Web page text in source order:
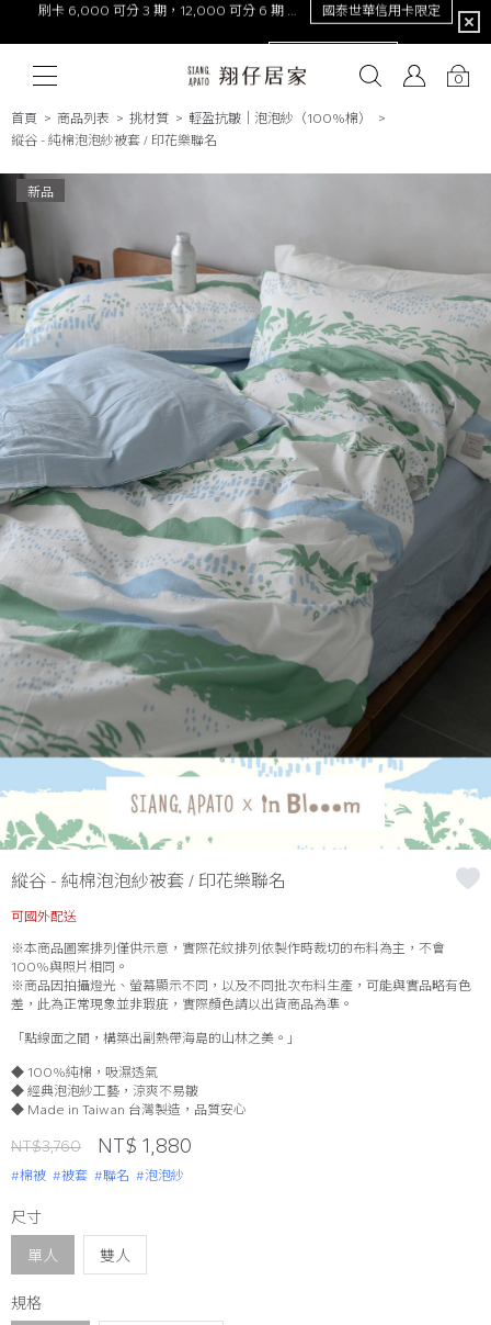
NEW！激涼熊冷。重磅回歸 去年銷量破萬件！
0
# 保潔墊
首頁 商品列表 挑材質
輕盈抗皺│泡泡紗（100%棉）
縱谷 - 純棉泡泡紗被套 / 印花樂聯名
新品
縱谷 - 純棉泡泡紗被套 / 印花樂聯名
可國外配送
※本商品圖案排列僅供示意，實際花紋排列依製作時裁切的布料為主，不會
100%與照片相同。
※商品因拍攝燈光、螢幕顯示不同，以及不同批次布料生產，可能與實品略有色
差，此為正常現象並非瑕疵，實際顏色請以出貨商品為準。
「點線面之間，構築出副熱帶海島的山林之美。」
◆ 100%純棉，吸濕透氣
◆ 經典泡泡紗工藝，涼爽不易皺
◆ Made in Taiwan 台灣製造，品質安心
NT$3,760 NT$ 1,880
#棉被 #被套 #聯名 #泡泡紗
尺寸
單人 雙人
規格